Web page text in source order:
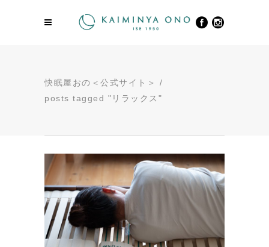
快眠屋おの＜公式サイト＞
/
posts tagged "リラックス"